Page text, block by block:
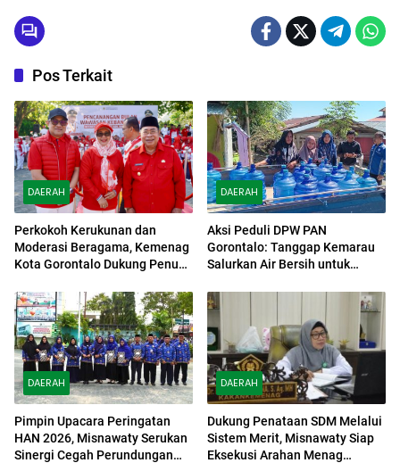
Pos Terkait
DAERAH
Perkokoh Kerukunan dan
Moderasi Beragama, Kemenag
Kota Gorontalo Dukung Penuh
DAERAH
Aksi Peduli DPW PAN
Gorontalo: Tanggap Kemarau
Salurkan Air Bersih untuk
DAERAH
Pimpin Upacara Peringatan
HAN 2026, Misnawaty Serukan
Sinergi Cegah Perundungan
DAERAH
Dukung Penataan SDM Melalui
Sistem Merit, Misnawaty Siap
Eksekusi Arahan Menag